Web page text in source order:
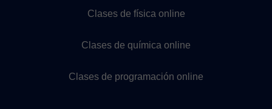
Clases de física online
Clases de química online
Clases de programación online